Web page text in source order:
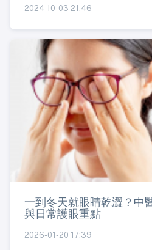
2024-10-03 21:46
一到冬天就眼睛乾澀？中
與日常護眼重點
2026-01-20 17:39